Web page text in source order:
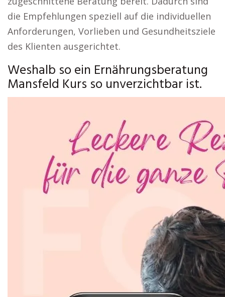
die Empfehlungen speziell auf die individuellen
Anforderungen, Vorlieben und Gesundheitsziele
des Klienten ausgerichtet.
Weshalb so ein Ernährungsberatung
Mansfeld Kurs so unverzichtbar ist.